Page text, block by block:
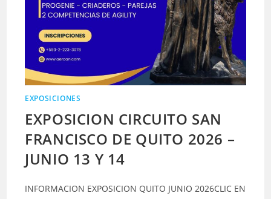
EXPOSICIONES
EXPOSICION CIRCUITO SAN
FRANCISCO DE QUITO 2026 –
JUNIO 13 Y 14
INFORMACION EXPOSICION QUITO JUNIO 2026CLIC EN